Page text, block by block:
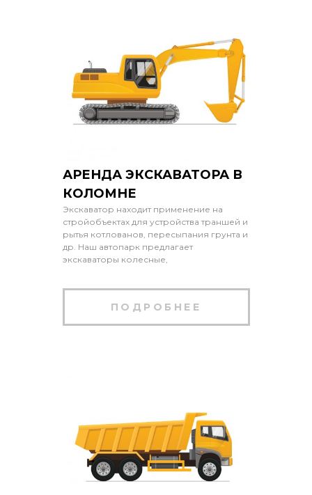
АРЕНДА ЭКСКАВАТОРА В
КОЛОМНЕ
Экскаватор находит применение на
стройобъектах для устройства траншей и
рытья котлованов, пересыпания грунта и
др. Наш автопарк предлагает
экскаваторы колесные,
ПОДРОБНЕЕ